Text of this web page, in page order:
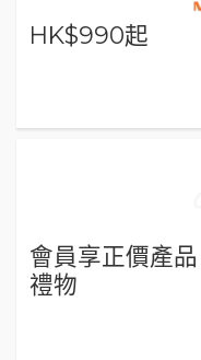
HK$990起
會員享正價產
禮物